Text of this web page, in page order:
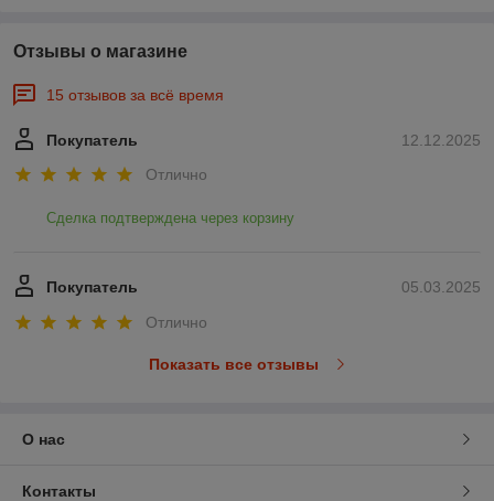
Отзывы о магазине
15 отзывов за всё время
12.12.2025
Покупатель
Отлично
Сделка подтверждена через корзину
05.03.2025
Покупатель
Отлично
Показать все отзывы
О нас
Контакты